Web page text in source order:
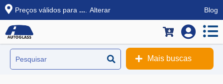
Preços válidos para ... Alterar Blog
Mais buscas